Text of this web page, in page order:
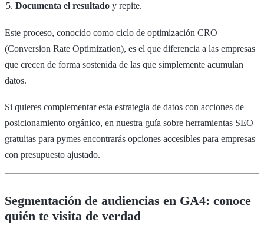
Documenta el resultado y repite.
Este proceso, conocido como ciclo de optimización CRO
(Conversion Rate Optimization), es el que diferencia a las empresas
que crecen de forma sostenida de las que simplemente acumulan
datos.
Si quieres complementar esta estrategia de datos con acciones de
posicionamiento orgánico, en nuestra guía sobre herramientas SEO
gratuitas para pymes encontrarás opciones accesibles para empresas
con presupuesto ajustado.
Segmentación de audiencias en GA4: conoce
quién te visita de verdad